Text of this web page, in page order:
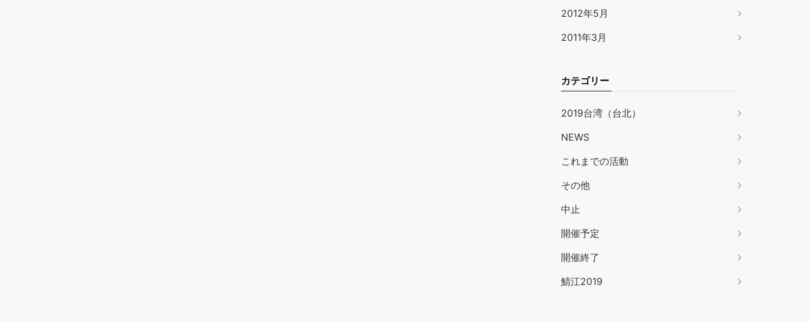
2012年5月
2011年3月
カテゴリー
2019台湾（台北）
NEWS
これまでの活動
その他
中止
開催予定
開催終了
鯖江2019